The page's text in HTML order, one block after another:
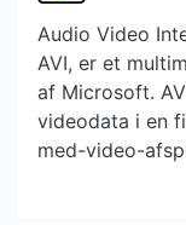
Audio Video
AVI, er et
af Microsoft.
videodata i en
med-video-